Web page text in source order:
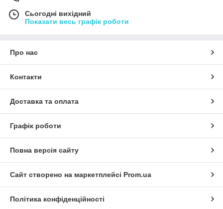
Сьогодні вихідний
Показати весь графік роботи
Про нас
Контакти
Доставка та оплата
Графік роботи
Повна версія сайту
Сайт створено на маркетплейсі Prom.ua
Політика конфіденційності